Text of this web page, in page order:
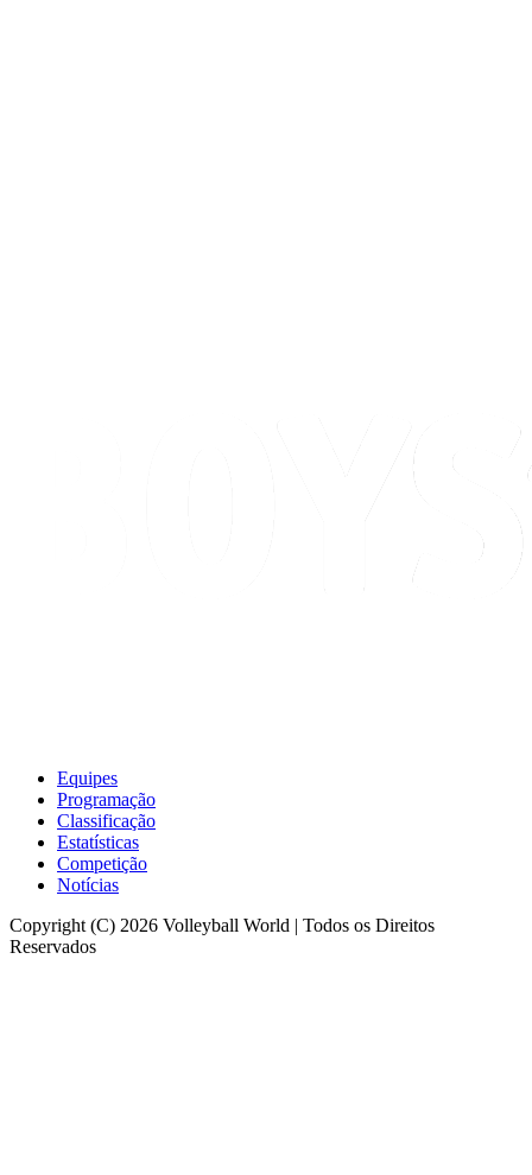
Equipes
Programação
Classificação
Estatísticas
Competição
Notícias
Copyright (C) 2026 Volleyball World | Todos os Direitos
Reservados